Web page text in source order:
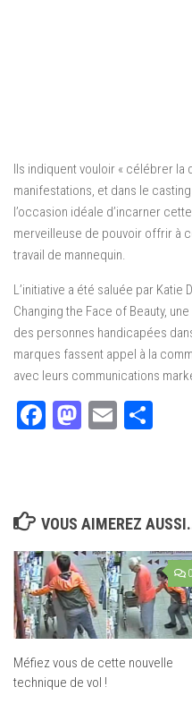
Ils indiquent vouloir « célébrer la
manifestations, et dans le
l’occasion idéale d’incarner
merveilleuse de pouvoir offrir à
travail de mannequin.
L’initiative a été saluée par
Changing the Face of Beauty,
des personnes handicapées
marques fassent appel à la
avec leurs communications
Facebook
Mastodon
Email
VOUS AIMEREZ
0
Méfiez vous de cette nouvelle
technique de vol !